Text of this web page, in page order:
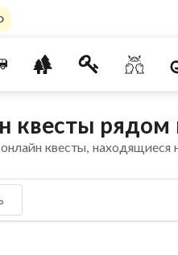
квесты рядом
квесты, находящиеся